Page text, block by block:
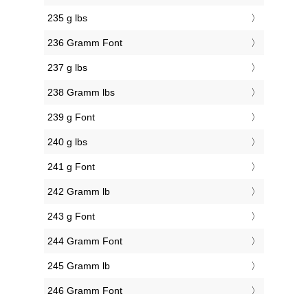
235 g lbs
236 Gramm Font
237 g lbs
238 Gramm lbs
239 g Font
240 g lbs
241 g Font
242 Gramm lb
243 g Font
244 Gramm Font
245 Gramm lb
246 Gramm Font